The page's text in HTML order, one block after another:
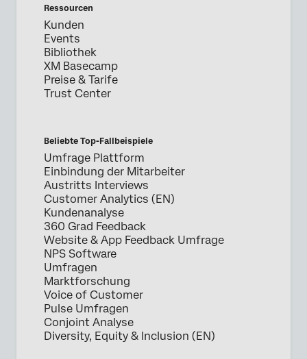
Ressourcen
Kunden
Events
Bibliothek
XM Basecamp
Preise & Tarife
Trust Center
Beliebte Top-Fallbeispiele
Umfrage Plattform
Einbindung der Mitarbeiter
Austritts Interviews
Customer Analytics (EN)
Kundenanalyse
360 Grad Feedback
Website & App Feedback Umfrage
NPS Software
Umfragen
Marktforschung
Voice of Customer
Pulse Umfragen
Conjoint Analyse
Diversity, Equity & Inclusion (EN)